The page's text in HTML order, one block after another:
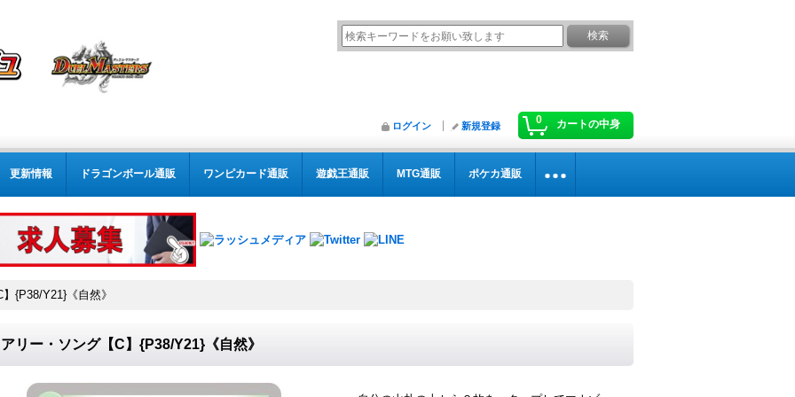
0 カートの中身
ログイン 新規登録
更新情報 ドラゴンボール通販 ワンピカード通販 遊戯王通販 MTG通販 ポケカ通販
{P38/Y21}《自然》
リー・ソング【C】{P38/Y21}《自然》